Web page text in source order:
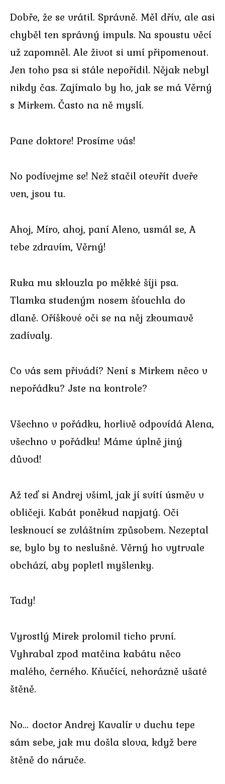
Dobře, že se vrátil. Správně. Měl dřív, ale asi
chyběl ten správný impuls. Na spoustu věcí
už zapomněl. Ale život si umí připomenout.
Jen toho psa si stále nepořídil. Nějak nebyl
nikdy čas. Zajímalo by ho, jak se má Věrný
s Mirkem. Často na ně myslí.
Pane doktore! Prosíme vás!
No podívejme se! Než stačil otevřít dveře
ven, jsou tu.
Ahoj, Míro, ahoj, paní Aleno, usmál se, A
tebe zdravím, Věrný!
Ruka mu sklouzla po měkké šíji psa.
Tlamka studeným nosem šťouchla do
dlaně. Oříškové oči se na něj zkoumavě
zadívaly.
Co vás sem přivádí? Není s Mirkem něco v
nepořádku? Jste na kontrole?
Všechno v pořádku, horlivě odpovídá Alena,
všechno v pořádku! Máme úplně jiný
důvod!
Až teď si Andrej všiml, jak jí svítí úsměv v
obličeji. Kabát poněkud napjatý. Oči
lesknoucí se zvláštním způsobem. Nezeptal
se, bylo by to neslušné. Věrný ho vytrvale
obchází, aby popletl myšlenky.
Tady!
Vyrostlý Mirek prolomil ticho první.
Vyhrabal zpod matčina kabátu něco
malého, černého. Kňučící, nehorázně ušaté
štěně.
No… doctor Andrej Kavalír v duchu tepe
sám sebe, jak mu došla slova, když bere
štěně do náruče.